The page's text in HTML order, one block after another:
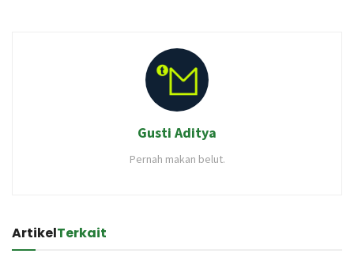
Gusti Aditya
Pernah makan belut.
ArtikelTerkait